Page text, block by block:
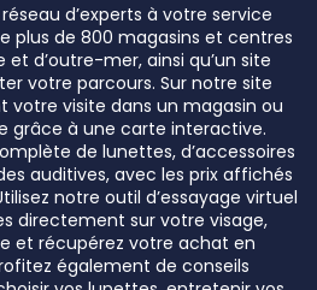
d’experts à votre service
plus de 800 magasins et centres
d’outre-mer, ainsi qu’un site
votre parcours. Sur notre site
votre visite dans un magasin ou
grâce à une carte interactive.
de lunettes, d’accessoires
auditives, avec les prix affichés
notre outil d’essayage virtuel
directement sur votre visage,
et récupérez votre achat en
également de conseils